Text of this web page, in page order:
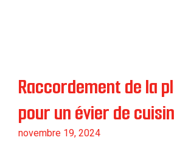
Raccordement de la
pour un évier de
novembre 19, 2024